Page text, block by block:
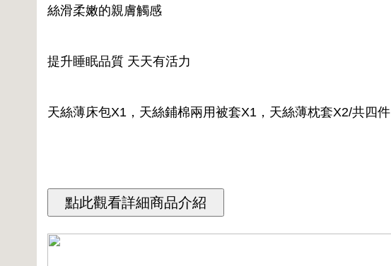
絲滑柔嫩的親膚觸感
提升睡眠品質 天天有活力
天絲薄床包X1，天絲鋪棉兩用被套X1，天絲薄枕套X2/共四件